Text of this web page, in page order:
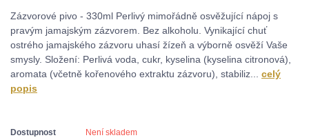
Zázvorové pivo - 330ml Perlivý mimořádně osvěžující nápoj s
pravým jamajským zázvorem. Bez alkoholu. Vynikající chuť
ostrého jamajského zázvoru uhasí žízeň a výborně osvěží Vaše
smysly. Složení: Perlivá voda, cukr, kyselina (kyselina citronová),
aromata (včetně kořenového extraktu zázvoru), stabiliz... celý
popis
Dostupnost Není skladem